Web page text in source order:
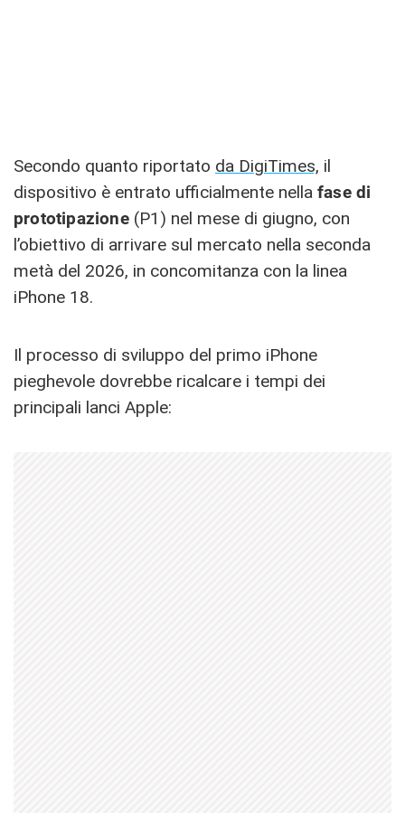
Secondo quanto riportato da DigiTimes, il
dispositivo è entrato ufficialmente nella fase di
prototipazione (P1) nel mese di giugno, con
l’obiettivo di arrivare sul mercato nella seconda
metà del 2026, in concomitanza con la linea
iPhone 18.
Il processo di sviluppo del primo iPhone
pieghevole dovrebbe ricalcare i tempi dei
principali lanci Apple: